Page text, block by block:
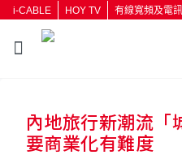
i-CABLE HOY TV 有線寬頻及電
按輸入
內地旅行新潮流
要商業化有難度